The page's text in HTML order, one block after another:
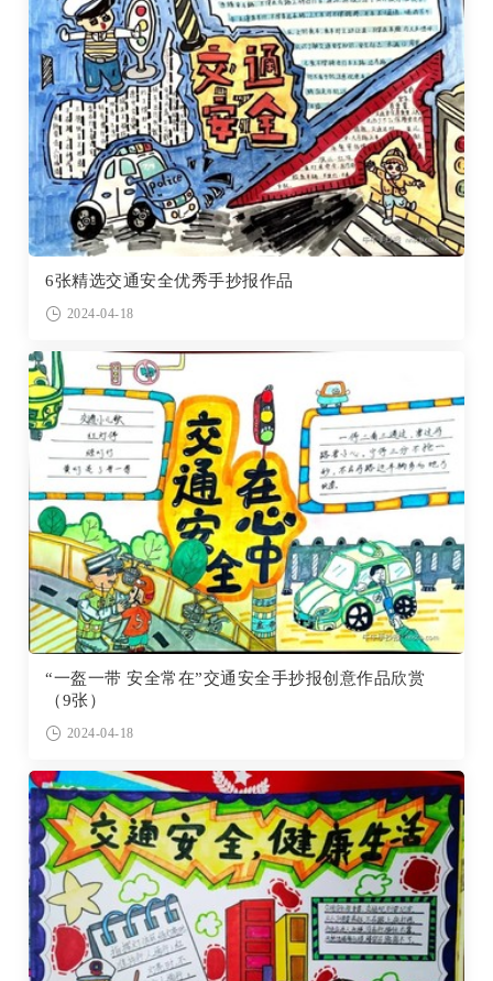
6张精选交通安全优秀手抄报作品
2024-04-18
“一盔一带 安全常在”交通安全手抄报创意作品欣赏
（9张）
2024-04-18